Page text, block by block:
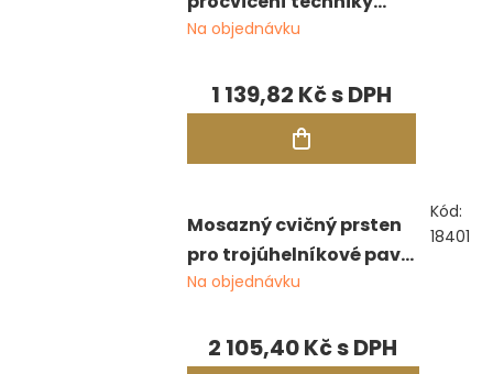
pavé, otvory pro
Na objednávku
1 139,82 Kč
Mosazný cvičný prsten
pro trojúhelníkové pavé,
otvory pro kameny 2,4
Na objednávku
2 105,40 Kč
Kód:
18401